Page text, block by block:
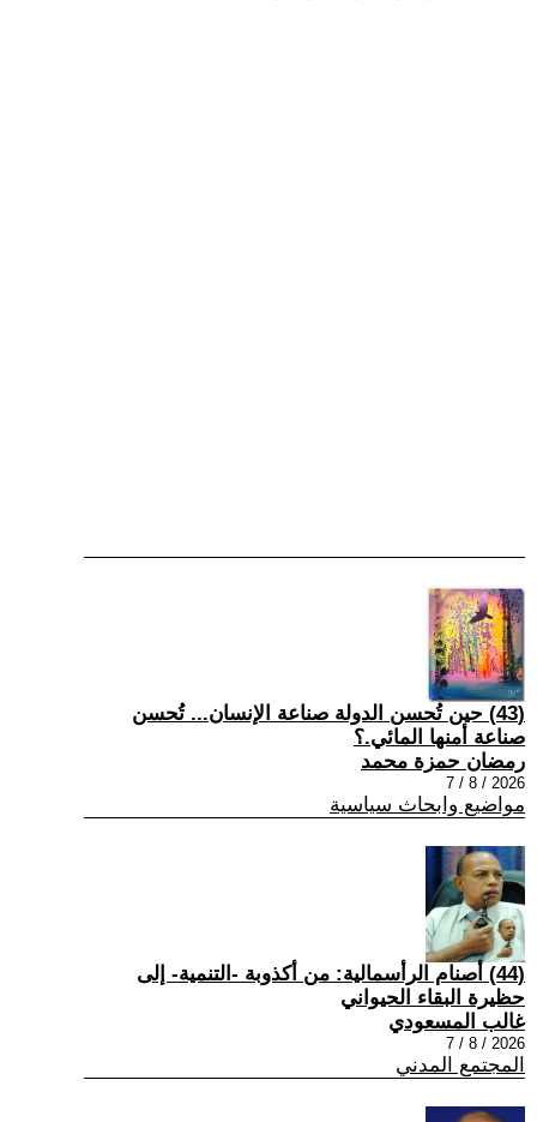
(43) حين تُحسن الدولة صناعة الإنسان... تُحسن
صناعة أمنها المائي.؟
رمضان حمزة محمد
2026 / 8 / 7
مواضيع وابحاث سياسية
(44) أصنام الرأسمالية: من أكذوبة -التنمية- إلى
حظيرة البقاء الحيواني
غالب المسعودي
2026 / 8 / 7
المجتمع المدني